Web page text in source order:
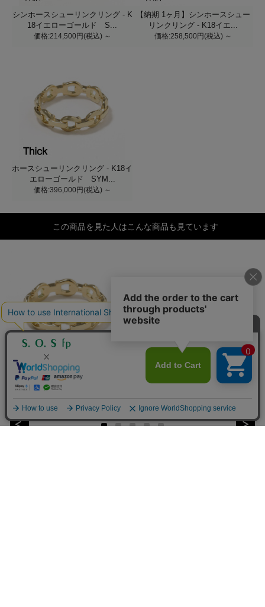
シンホースシューリンクリング - K
18イエローゴールド S...
価格:214,500円(税込) ～
【納期 1ヶ月】シンホースシュー
リンクリング - K18イエ...
価格:258,500円(税込) ～
ホースシューリンクリング - K18イ
エローゴールド SYM...
価格:396,000円(税込) ～
この商品を見た人はこんな商品も見ています
ホースシューリンクリング - K18イ…
価格：396,000円(税込)
【納期 1ヶ月】シンホースシューリンク…